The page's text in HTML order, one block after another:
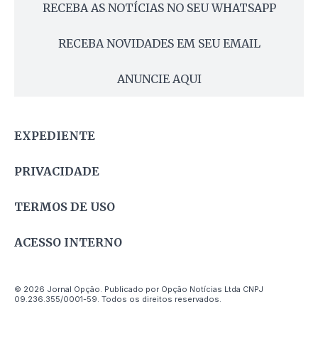
RECEBA AS NOTÍCIAS NO SEU WHATSAPP
RECEBA NOVIDADES EM SEU EMAIL
ANUNCIE AQUI
EXPEDIENTE
PRIVACIDADE
TERMOS DE USO
ACESSO INTERNO
© 2026 Jornal Opção. Publicado por Opção Notícias Ltda CNPJ
09.236.355/0001-59. Todos os direitos reservados.